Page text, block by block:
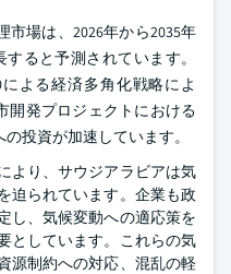
場は、2026年から2035年
ると予測されています。
よる経済多角化戦略によ
開発プロジェクトにおける
投資が加速しています。
より、サウジアラビアは気
迫られています。企業も政
し、気候変動への適応策を
としています。これらの気
源制約への対応、混乱の軽